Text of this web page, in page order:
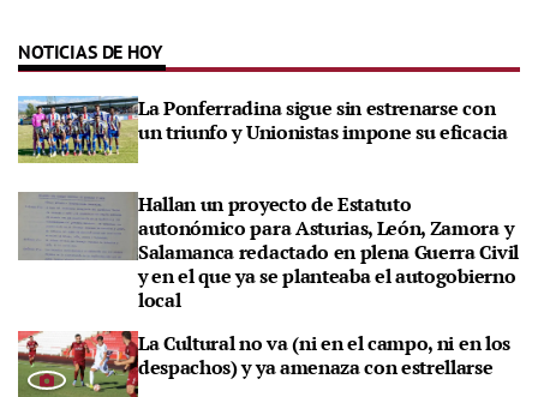
NOTICIAS DE HOY
La Ponferradina sigue sin estrenarse con
un triunfo y Unionistas impone su eficacia
Hallan un proyecto de Estatuto
autonómico para Asturias, León, Zamora y
Salamanca redactado en plena Guerra Civil
y en el que ya se planteaba el autogobierno
local
La Cultural no va (ni en el campo, ni en los
despachos) y ya amenaza con estrellarse